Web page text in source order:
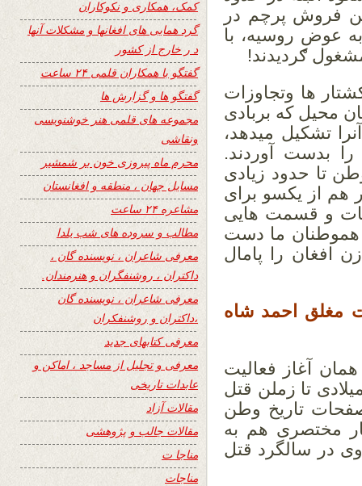
فروش پرچم در
عوض روسیه، با
ګردیدند!
ها وتجاوزات
محیل که بربادی
تشکیل میدهد،
بدست آوردند.
تا حدود زیادی
از یکسو برای
و قسمت هایی
ما دست
را پامال
مغلق احمد شاه
آغاز فعالیت
و همدستی با حکمتیار در دهۀ ۶۰میلادی تا زملن قتل
تاریخ وطن
مختصری هم به
در سالگرد قتل
کمک، همکاری و نکوکاران
گرد همایی های افغانها و مشکلات آنها
د ر خارج از کشور
گفتگو با همکاران قلمی ۲۴ ساعت
گفتگو ها و گزارش ها
مجموعه های قلمی هنر خوشنویسی
ونقاشی
محرم ماه پیروزی خون بر شمشیر
مسایل جهان ، منطقه و افغانستان
مشاعره ۲۴ ساعت
مطالب و سروده های شب یلدا
معرفی شاعران ، نویسنده گان ،
داکتران ، روشنفگران و هنرمندان.
معرفی شاعران ، نویسنده گان
،داکتران و روشنفکران
معرفی کتابهای جدید
معرفی و تجلیل از مساجد ، اماکن و
عابدات تاریخی
مقالات آزاد
مقالات جالب و پژوهشی
مناجا ت
مناجات